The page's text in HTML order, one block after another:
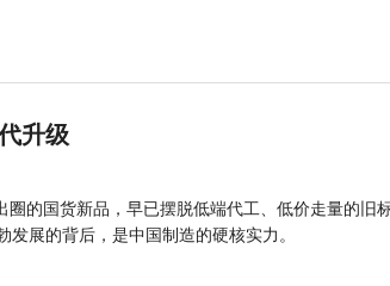
升级
圈的国货新品，早已摆脱低端代工、低价走量的旧
展的背后，是中国制造的硬核实力。